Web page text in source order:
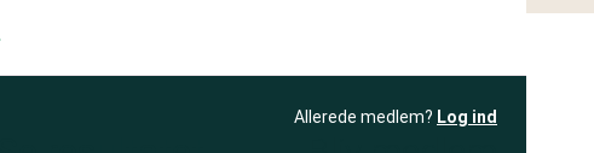
Allerede medlem? Log ind